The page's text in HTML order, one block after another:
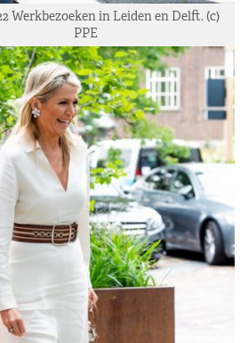
Werkbezoeken in Leiden en Delft. (c)
PPE